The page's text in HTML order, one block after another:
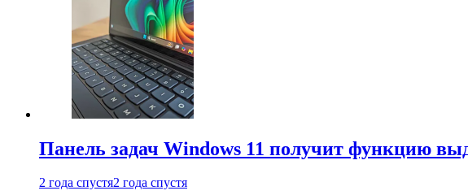
Панель задач Windows 11 получит функцию
2 года спустя2 года спустя